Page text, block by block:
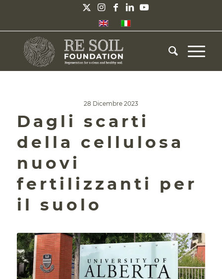
28 Dicembre 2023
Dagli scarti
della cellulosa
nuovi
fertilizzanti per
il suolo